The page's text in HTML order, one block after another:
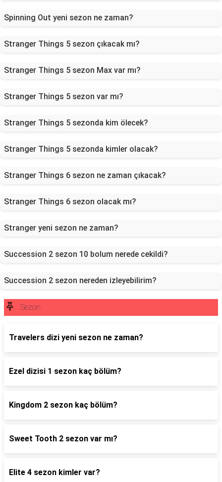
Spinning Out yeni sezon ne zaman?
Stranger Things 5 sezon çıkacak mı?
Stranger Things 5 sezon Max var mı?
Stranger Things 5 sezon var mı?
Stranger Things 5 sezonda kim ölecek?
Stranger Things 5 sezonda kimler olacak?
Stranger Things 6 sezon ne zaman çıkacak?
Stranger Things 6 sezon olacak mı?
Stranger yeni sezon ne zaman?
Succession 2 sezon 10 bolum nerede cekildi?
Succession 2 sezon nereden izleyebilirim?
Sezon
Travelers dizi yeni sezon ne zaman?
Ezel dizisi 1 sezon kaç bölüm?
Kingdom 2 sezon kaç bölüm?
Sweet Tooth 2 sezon var mı?
Elite 4 sezon kimler var?